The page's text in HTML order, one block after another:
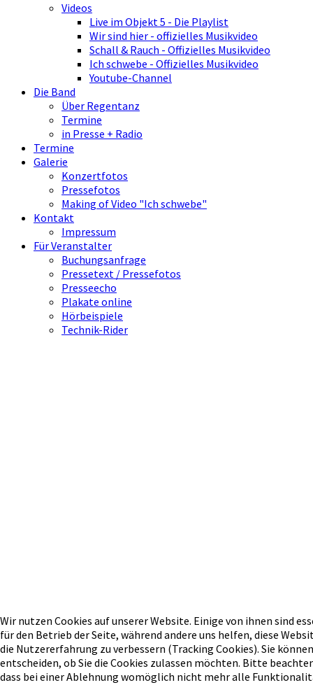
Videos
Live im Objekt 5 - Die Playlist
Wir sind hier - offizielles Musikvideo
Schall & Rauch - Offizielles Musikvideo
Ich schwebe - Offizielles Musikvideo
Youtube-Channel
Die Band
Über Regentanz
Termine
in Presse + Radio
Termine
Galerie
Konzertfotos
Pressefotos
Making of Video "Ich schwebe"
Kontakt
Impressum
Für Veranstalter
Buchungsanfrage
Pressetext / Pressefotos
Presseecho
Plakate online
Hörbeispiele
Technik-Rider
Wir nutzen Cookies auf unserer Website. Einige von ihnen sind
für den Betrieb der Seite, während andere uns helfen, diese
die Nutzererfahrung zu verbessern (Tracking Cookies). Sie
entscheiden, ob Sie die Cookies zulassen möchten. Bitte
dass bei einer Ablehnung womöglich nicht mehr alle